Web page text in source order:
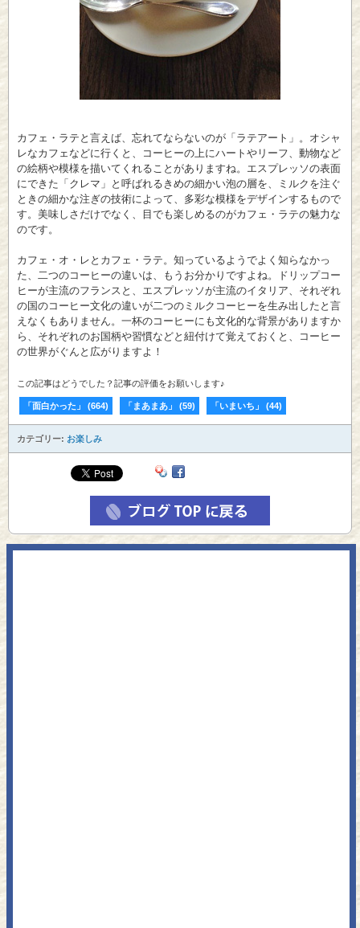
カフェ・ラテと言えば、忘れてならないのが「ラテアート」。オシャ
レなカフェなどに行くと、コーヒーの上にハートやリーフ、動物など
の絵柄や模様を描いてくれることがありますね。エスプレッソの表面
にできた「クレマ」と呼ばれるきめの細かい泡の層を、ミルクを注ぐ
ときの細かな注ぎの技術によって、多彩な模様をデザインするもので
す。美味しさだけでなく、目でも楽しめるのがカフェ・ラテの魅力な
のです。
カフェ・オ・レとカフェ・ラテ。知っているようでよく知らなかっ
た、二つのコーヒーの違いは、もうお分かりですよね。ドリップコー
ヒーが主流のフランスと、エスプレッソが主流のイタリア、それぞれ
の国のコーヒー文化の違いが二つのミルクコーヒーを生み出したと言
えなくもありません。一杯のコーヒーにも文化的な背景がありますか
ら、それぞれのお国柄や習慣などと紐付けて覚えておくと、コーヒー
の世界がぐんと広がりますよ！
この記事はどうでした？記事の評価をお願いします♪
「面白かった」 (664) 「まあまあ」 (59) 「いまいち」 (44)
カテゴリー: お楽しみ